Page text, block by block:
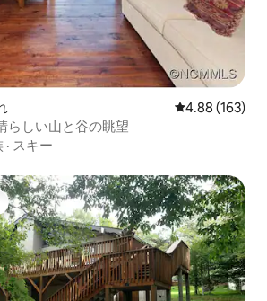
レビュー163
4.88 (163)
らしい山と谷の眺望
· スキー
イスです。